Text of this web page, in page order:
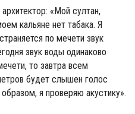
«Мой султан,
кальяне нет табака. Я
по мечети звук
звук воды одинаково
то завтра всем
будет слышен голос
я проверяю акустику».